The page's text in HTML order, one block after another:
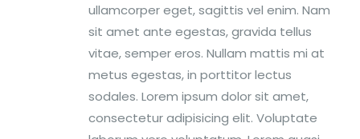
ullamcorper eget, sagittis vel enim. Nam
sit amet ante egestas, gravida tellus
vitae, semper eros. Nullam mattis mi at
metus egestas, in porttitor lectus
sodales. Lorem ipsum dolor sit amet,
consectetur adipisicing elit. Voluptate